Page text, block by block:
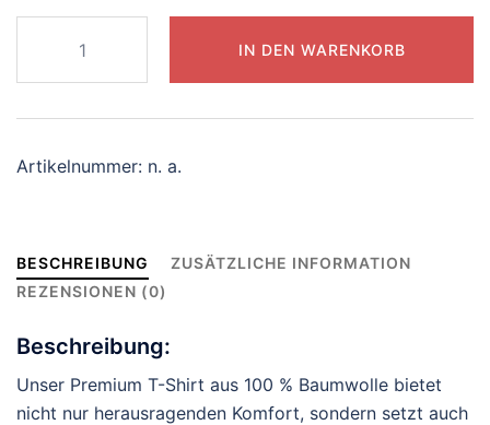
mysterious-
koala
Menge
IN DEN WARENKORB
Artikelnummer: n. a.
BESCHREIBUNG
ZUSÄTZLICHE INFORMATION
REZENSIONEN (0)
Beschreibung:
Unser Premium T-Shirt aus 100 % Baumwolle bietet
nicht nur herausragenden Komfort, sondern setzt auch